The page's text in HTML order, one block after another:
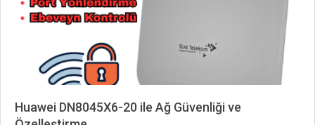
Huawei DN8045X6-20 ile Ağ Güvenliği ve